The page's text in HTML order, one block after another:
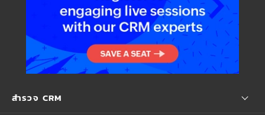
สำรวจ CRM